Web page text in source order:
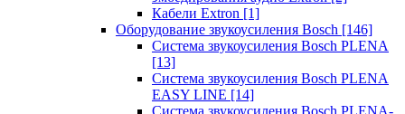
Кабели Extron [1]
Оборудование звукоусиления Bosch [146]
Система звукоусиления Bosch PLENA
[13]
Система звукоусиления Bosch PLENA
EASY LINE [14]
Система звукоусиления Bosch PLENA-